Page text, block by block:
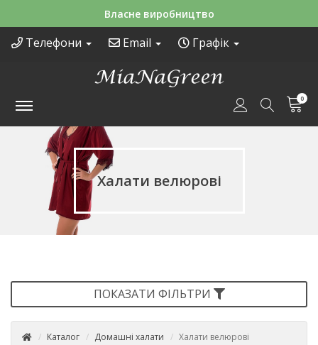
Зручні способи оплати
Телефони Email Графік
0
Халати велюрові
ПОКАЗАТИ ФІЛЬТРИ
Каталог Домашні халати Халати велюрові